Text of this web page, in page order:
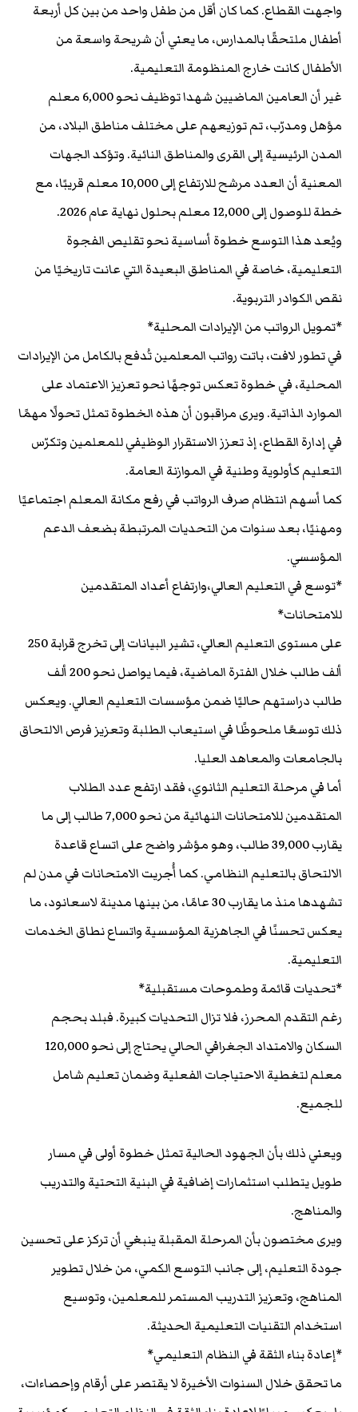
واجهت القطاع. كما كان أقل من طفل واحد من بين كل أربعة
أطفال ملتحقًا بالمدارس، ما يعني أن شريحة واسعة من
الأطفال كانت خارج المنظومة التعليمية.
غير أن العامين الماضيين شهدا توظيف نحو 6,000 معلم
مؤهل ومدرّب، تم توزيعهم على مختلف مناطق البلاد، من
المدن الرئيسية إلى القرى والمناطق النائية. وتؤكد الجهات
المعنية أن العدد مرشح للارتفاع إلى 10,000 معلم قريبًا، مع
خطة للوصول إلى 12,000 معلم بحلول نهاية عام 2026.
ويُعد هذا التوسع خطوة أساسية نحو تقليص الفجوة
التعليمية، خاصة في المناطق البعيدة التي عانت تاريخيًا من
نقص الكوادر التربوية.
*تمويل الرواتب من الإيرادات المحلية*
في تطور لافت، باتت رواتب المعلمين تُدفع بالكامل من الإيرادات
المحلية، في خطوة تعكس توجهًا نحو تعزيز الاعتماد على
الموارد الذاتية. ويرى مراقبون أن هذه الخطوة تمثل تحولًا مهمًا
في إدارة القطاع، إذ تعزز الاستقرار الوظيفي للمعلمين وتكرّس
التعليم كأولوية وطنية في الموازنة العامة.
كما أسهم انتظام صرف الرواتب في رفع مكانة المعلم اجتماعيًا
ومهنيًا، بعد سنوات من التحديات المرتبطة بضعف الدعم
المؤسسي.
*توسع في التعليم العالي،وارتفاع أعداد المتقدمين
للامتحانات*
على مستوى التعليم العالي، تشير البيانات إلى تخرج قرابة 250
ألف طالب خلال الفترة الماضية، فيما يواصل نحو 200 ألف
طالب دراستهم حاليًا ضمن مؤسسات التعليم العالي. ويعكس
ذلك توسعًا ملحوظًا في استيعاب الطلبة وتعزيز فرص الالتحاق
بالجامعات والمعاهد العليا.
أما في مرحلة التعليم الثانوي، فقد ارتفع عدد الطلاب
المتقدمين للامتحانات النهائية من نحو 7,000 طالب إلى ما
يقارب 39,000 طالب، وهو مؤشر واضح على اتساع قاعدة
الالتحاق بالتعليم النظامي. كما أُجريت الامتحانات في مدن لم
تشهدها منذ ما يقارب 30 عامًا، من بينها مدينة لاسعانود، ما
يعكس تحسنًا في الجاهزية المؤسسية واتساع نطاق الخدمات
التعليمية.
*تحديات قائمة وطموحات مستقبلية*
رغم التقدم المحرز، فلا تزال التحديات كبيرة. فبلد بحجم
السكان والامتداد الجغرافي الحالي يحتاج إلى نحو 120,000
معلم لتغطية الاحتياجات الفعلية وضمان تعليم شامل
للجميع.
ويعني ذلك بأن الجهود الحالية تمثل خطوة أولى في مسار
طويل يتطلب استثمارات إضافية في البنية التحتية والتدريب
والمناهج.
ويرى مختصون بأن المرحلة المقبلة ينبغي أن تركز على تحسين
جودة التعليم، إلى جانب التوسع الكمي، من خلال تطوير
المناهج، وتعزيز التدريب المستمر للمعلمين، وتوسيع
استخدام التقنيات التعليمية الحديثة.
*إعادة بناء الثقة في النظام التعليمي*
ما تحقق خلال السنوات الأخيرة لا يقتصر على أرقام وإحصاءات،